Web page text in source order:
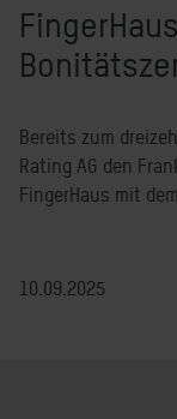
Bereits zum
Rating AG den
FingerHaus mit
10.09.2025